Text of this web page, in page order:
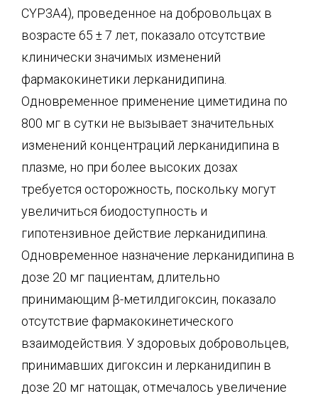
CYP3A4), проведенное на добровольцах в
возрасте 65 ± 7 лет, показало отсутствие
клинически значимых изменений
фармакокинетики лерканидипина.
Одновременное применение циметидина по
800 мг в сутки не вызывает значительных
изменений концентраций лерканидипина в
плазме, но при более высоких дозах
требуется осторожность, поскольку могут
увеличиться биодоступность и
гипотензивное действие лерканидипина.
Одновременное назначение лерканидипина в
дозе 20 мг пациентам, длительно
принимающим β-метилдигоксин, показало
отсутствие фармакокинетического
взаимодействия. У здоровых добровольцев,
принимавших дигоксин и лерканидипин в
дозе 20 мг натощак, отмечалось увеличение